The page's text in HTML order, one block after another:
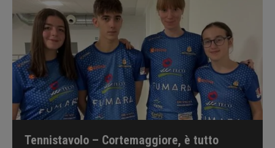
Tennistavolo – Cortemaggiore, è tutto